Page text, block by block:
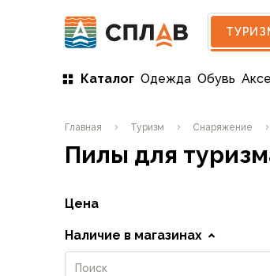
Каталог
Мужская одежда
Куртки
Флисовые куртки
Беговые и спортивные
Пончо и дождевики
Пуховые куртки
Одежда Обувь
Главная Туризм Снаряжение
Пилы для
Цена
Наличие в магазинах